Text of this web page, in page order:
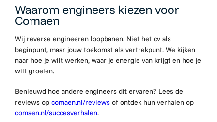
Waarom engineers kiezen voor
Comaen
Wij reverse engineeren loopbanen. Niet het cv als
beginpunt, maar jouw toekomst als vertrekpunt. We kijken
naar hoe je wilt werken, waar je energie van krijgt en hoe je
wilt groeien.
Benieuwd hoe andere engineers dit ervaren? Lees de
reviews op comaen.nl/reviews of ontdek hun verhalen op
comaen.nl/succesverhalen.